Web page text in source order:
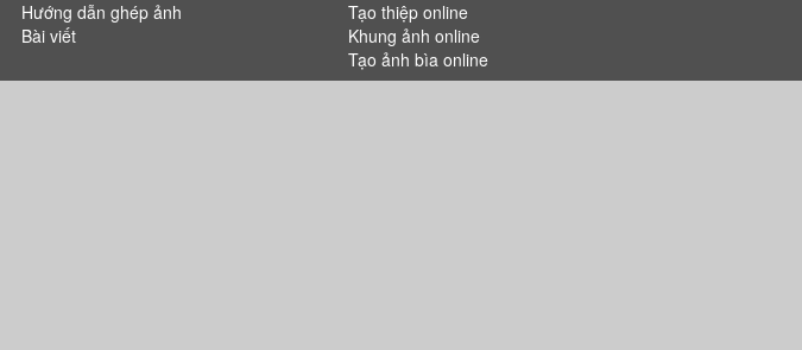
Hướng dẫn ghép ảnh
Bài viết
Tạo thiệp online
Khung ảnh online
Tạo ảnh bìa online